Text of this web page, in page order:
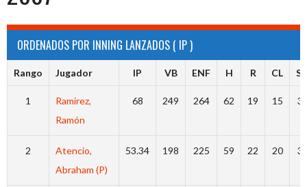
ORDENADOS POR INNING LANZADOS ( IP )
Rango Jugador IP VB ENF H R CL
1
Ramirez,
Ramón
68 249 264 62 19 15
2
Atencio,
Abraham (P)
53.34 198 225 59 22 20